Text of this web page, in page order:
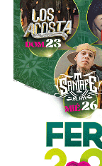
pelea entre dos
escribió el
soldados
sin haber
“unas islas
Al final,
británicos.
Mundial de
pausa. No hubo